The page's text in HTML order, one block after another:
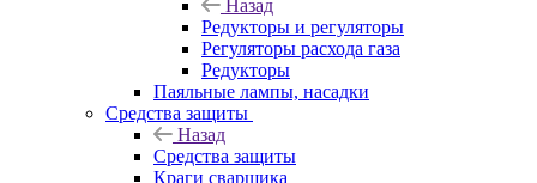
Назад
Редукторы и регуляторы
Регуляторы расхода газа
Редукторы
Паяльные лампы, насадки
Средства защиты
Назад
Средства защиты
Краги сварщика